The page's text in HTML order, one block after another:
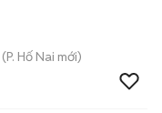
(P. Hố Nai mới)